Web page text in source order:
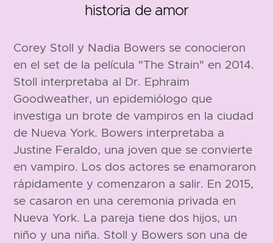
historia de amor
Corey Stoll y Nadia Bowers se conocieron
en el set de la película "The Strain" en 2014.
Stoll interpretaba al Dr. Ephraim
Goodweather, un epidemiólogo que
investiga un brote de vampiros en la ciudad
de Nueva York. Bowers interpretaba a
Justine Feraldo, una joven que se convierte
en vampiro. Los dos actores se enamoraron
rápidamente y comenzaron a salir. En 2015,
se casaron en una ceremonia privada en
Nueva York. La pareja tiene dos hijos, un
niño y una niña. Stoll y Bowers son una de